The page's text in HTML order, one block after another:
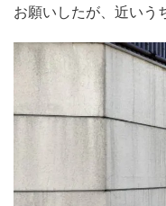
お願いしたが、近いう